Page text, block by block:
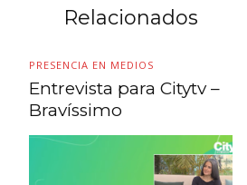
Relacionados
PRESENCIA EN MEDIOS
Entrevista para Citytv –
Bravíssimo